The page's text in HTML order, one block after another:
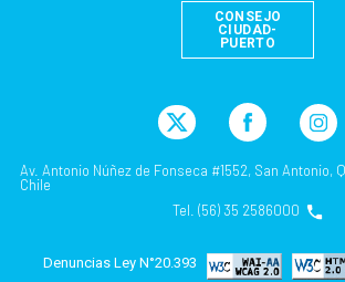
CONSEJO
CIUDAD-
PUERTO
Av. Antonio Núñez de Fonseca #1552, San Antonio,
Chile
Tel. (56) 35 2586000
Denuncias Ley N°20.393